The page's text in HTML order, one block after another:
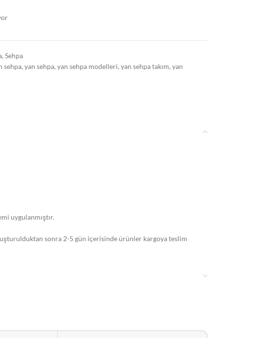
, Sehpa
sehpa, yan sehpa, yan sehpa modelleri, yan sehpa takım, yan
uygulanmıştır.
sonra 2-5 gün içerisinde ürünler kargoya teslim